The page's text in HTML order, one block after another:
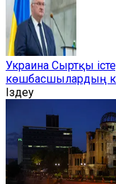
Украина Сыртқы
көшбасшылардың
Іздеу